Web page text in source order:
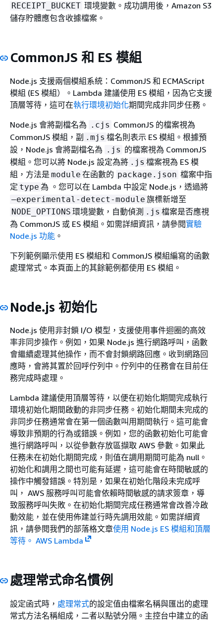
RECEIPT_BUCKET 環境變數。成功調用後，Amazon S3
儲存貯體應包含收據檔案。
CommonJS 和 ES 模組
Node.js 支援兩個模組系統：CommonJS 和 ECMAScript
模組 (ES 模組）。Lambda 建議使用 ES 模組，因為它支援
頂層等待，這可在執行環境初始化期間完成非同步任務。
Node.js 會將副檔名為 .cjs CommonJS 的檔案視為
CommonJS 模組，副 .mjs 檔名則表示 ES 模組。根據預
設，Node.js 會將副檔名為 .js 的檔案視為 CommonJS
模組。您可以將 Node.js 設定為將 .js 檔案視為 ES 模
組，方法是 module 在函數的 package.json 檔案中指
定 type 為 。您可以在 Lambda 中設定 Node.js，透過將
—experimental-detect-module 旗標新增至
NODE_OPTIONS 環境變數，自動偵測 .js 檔案是否應視
為 CommonJS 或 ES 模組。如需詳細資訊，請參閱實驗
Node.js 功能 。
下列範例顯示使用 ES 模組和 CommonJS 模組編寫的函數
處理常式。本頁面上的其餘範例都使用 ES 模組。
Node.js 初始化
Node.js 使用非封鎖 I/O 模型，支援使用事件迴圈的高效
率非同步操作。例如，如果 Node.js 進行網路呼叫，函數
會繼續處理其他操作，而不會封鎖網路回應。收到網路回
應時，會將其置於回呼佇列中。佇列中的任務會在目前任
務完成時處理。
Lambda 建議使用頂層等待，以便在初始化期間完成執行
環境初始化期間啟動的非同步任務。初始化期間未完成的
非同步任務通常會在第一個函數叫用期間執行。這可能會
導致非預期的行為或錯誤。例如，您的函數初始化可能會
進行網路呼叫，以從參數存放區擷取 AWS 參數。如果此
任務未在初始化期間完成，則值在調用期間可能為 null。
初始化和調用之間也可能有延遲，這可能會在時間敏感的
操作中觸發錯誤。特別是，如果在初始化階段未完成呼
叫， AWS 服務呼叫可能會依賴時間敏感的請求簽章，導
致服務呼叫失敗。在初始化期間完成任務通常會改善冷啟
動效能，並在使用佈建並行時先調用效能。如需詳細資
訊，請參閱我們的部落格文章使用 Node.js ES 模組和頂層
等待。 AWS Lambda
處理常式命名慣例
設定函式時， 處理常式的設定值由檔案名稱與匯出的處理
常式方法名稱組成，二者以點號分隔。主控台中建立的函